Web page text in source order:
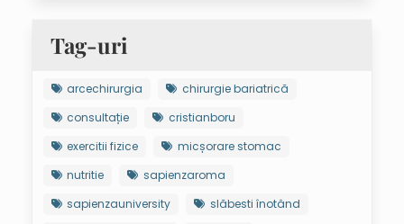
Tag-uri
arcechirurgia
chirurgie bariatrică
consultație
cristianboru
exercitii fizice
micșorare stomac
nutritie
sapienzaroma
sapienzauniversity
slăbesti înotând